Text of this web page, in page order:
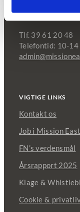
Tlf. 39 61 20 48
Telefontid: 10-14
VIGTIGE LINKS
Kontakt os
Job i Mission East
FN’s verdensmål
Årsrapport 2025
Klage &
Cookie &